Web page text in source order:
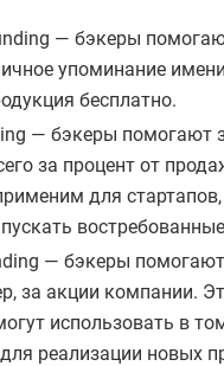
— бэкеры
упоминание
бесплатно.
— бэкеры помогают
за процент от
для стартапов,
— бэкеры
за акции компании.
использовать в
реализации новых